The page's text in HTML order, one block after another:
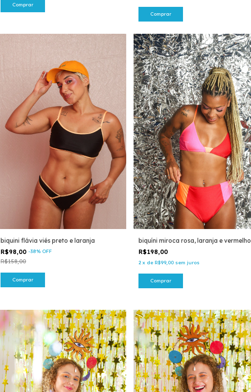
Comprar
Comprar
biquini flávia viés preto e laranja
R$98,00-38% OFF
R$158,00
Comprar
biquíni miroca rosa, laranja e vermelho
R$198,00
2 x de R$99,00 sem juros
Comprar